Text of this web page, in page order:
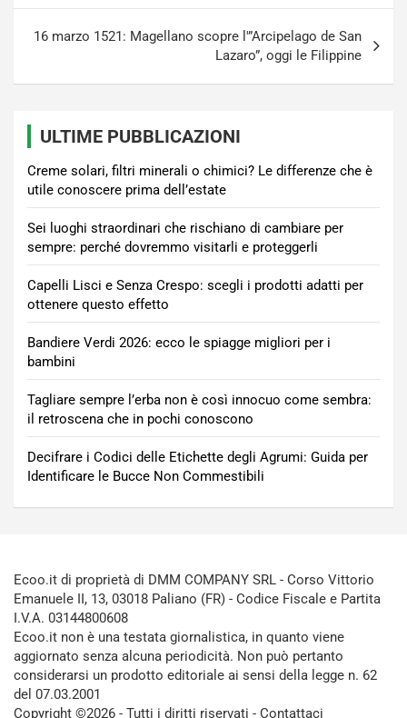
16 marzo 1521: Magellano scopre l'”Arcipelago de San
Lazaro”, oggi le Filippine
ULTIME PUBBLICAZIONI
Creme solari, filtri minerali o chimici? Le differenze che è
utile conoscere prima dell’estate
Sei luoghi straordinari che rischiano di cambiare per
sempre: perché dovremmo visitarli e proteggerli
Capelli Lisci e Senza Crespo: scegli i prodotti adatti per
ottenere questo effetto
Bandiere Verdi 2026: ecco le spiagge migliori per i
bambini
Tagliare sempre l’erba non è così innocuo come sembra:
il retroscena che in pochi conoscono
Decifrare i Codici delle Etichette degli Agrumi: Guida per
Identificare le Bucce Non Commestibili
Ecoo.it di proprietà di DMM COMPANY SRL - Corso Vittorio
Emanuele II, 13, 03018 Paliano (FR) - Codice Fiscale e Partita
I.V.A. 03144800608
Ecoo.it non è una testata giornalistica, in quanto viene
aggiornato senza alcuna periodicità. Non può pertanto
considerarsi un prodotto editoriale ai sensi della legge n. 62
del 07.03.2001
Copyright ©2026 - Tutti i diritti riservati - Contattaci